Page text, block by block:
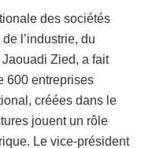
des sociétés
l’industrie, du
Zied, a fait
600 entreprises
créées dans le
jouent un rôle
Le vice-président